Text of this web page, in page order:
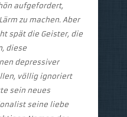
aufgefordert,
zu machen. Aber
spät die Geister, die
diese
depressiver
völlig ignoriert
sein neues
seine liebe